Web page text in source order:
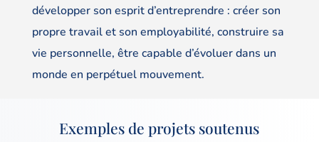
développer son esprit d’entreprendre : créer son
propre travail et son employabilité, construire sa
vie personnelle, être capable d’évoluer dans un
monde en perpétuel mouvement.
Exemples de projets soutenus